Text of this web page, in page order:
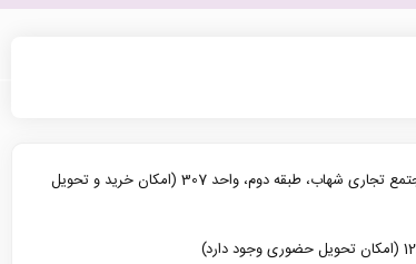
یزد، خیابان آیت الله کاشانی، مجتمع تجاری شهاب، طبقه دوم، واحد 307 (امکان خرید و تحویل